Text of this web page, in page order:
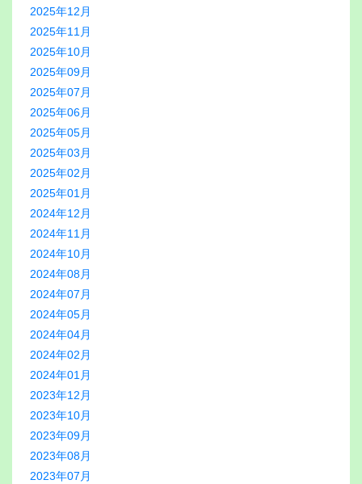
2025年12月
2025年11月
2025年10月
2025年09月
2025年07月
2025年06月
2025年05月
2025年03月
2025年02月
2025年01月
2024年12月
2024年11月
2024年10月
2024年08月
2024年07月
2024年05月
2024年04月
2024年02月
2024年01月
2023年12月
2023年10月
2023年09月
2023年08月
2023年07月